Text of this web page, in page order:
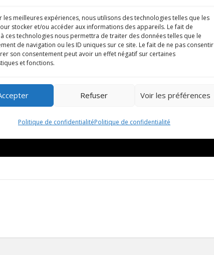
les meilleures expériences, nous utilisons des technologies telles que les
stocker et/ou accéder aux informations des appareils. Le fait de
ces technologies nous permettra de traiter des données telles que le
de navigation ou les ID uniques sur ce site. Le fait de ne pas consentir
son consentement peut avoir un effet négatif sur certaines
et fonctions.
Refuser Voir les préférences
Politique de confidentialitéPolitique de confidentialité